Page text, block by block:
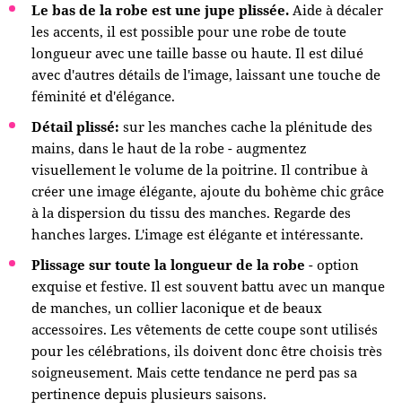
Le bas de la robe est une jupe plissée. Aide à décaler
les accents, il est possible pour une robe de toute
longueur avec une taille basse ou haute. Il est dilué
avec d'autres détails de l'image, laissant une touche de
féminité et d'élégance.
Détail plissé: sur les manches cache la plénitude des
mains, dans le haut de la robe - augmentez
visuellement le volume de la poitrine. Il contribue à
créer une image élégante, ajoute du bohème chic grâce
à la dispersion du tissu des manches. Regarde des
hanches larges. L'image est élégante et intéressante.
Plissage sur toute la longueur de la robe - option
exquise et festive. Il est souvent battu avec un manque
de manches, un collier laconique et de beaux
accessoires. Les vêtements de cette coupe sont utilisés
pour les célébrations, ils doivent donc être choisis très
soigneusement. Mais cette tendance ne perd pas sa
pertinence depuis plusieurs saisons.